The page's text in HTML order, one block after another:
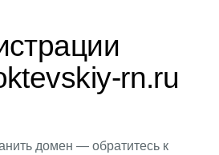
rn.ru
домен — обратитесь к